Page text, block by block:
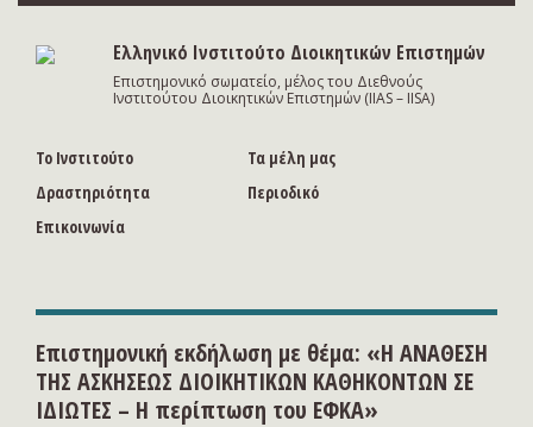
Ελληνικό Ινστιτούτο Διοικητικών Επιστημών
Eπιστημονικό σωματείο, μέλος του Διεθνούς
Ινστιτούτου Διοικητικών Επιστημών (IIAS – IISA)
Το Ινστιτούτο
Τα μέλη μας
Δραστηριότητα
Περιοδικό
Επικοινωνία
Επιστημονική εκδήλωση με θέμα: «Η ΑΝΑΘΕΣΗ
ΤΗΣ ΑΣΚΗΣΕΩΣ ΔΙΟΙΚΗΤΙΚΩΝ ΚΑΘΗΚΟΝΤΩΝ ΣΕ
ΙΔΙΩΤΕΣ – Η περίπτωση του ΕΦΚΑ»